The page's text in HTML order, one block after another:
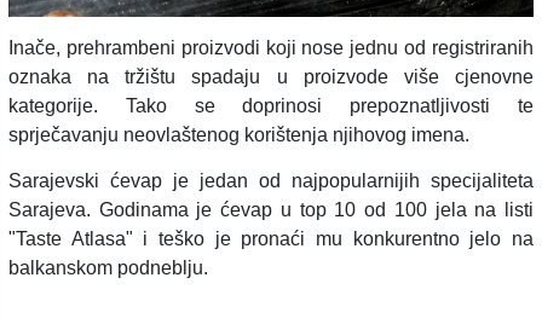
Inače, prehrambeni proizvodi koji nose jednu od registriranih
oznaka na tržištu spadaju u proizvode više cjenovne
kategorije. Tako se doprinosi prepoznatljivosti te
sprječavanju neovlaštenog korištenja njihovog imena.
Sarajevski ćevap je jedan od najpopularnijih specijaliteta
Sarajeva. Godinama je ćevap u top 10 od 100 jela na listi
"Taste Atlasa" i teško je pronaći mu konkurentno jelo na
balkanskom podneblju.